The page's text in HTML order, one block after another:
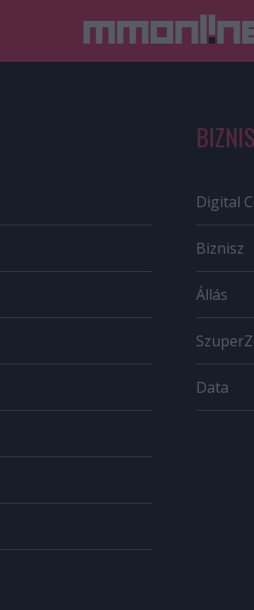
Digital
Biznisz
Állás
Data